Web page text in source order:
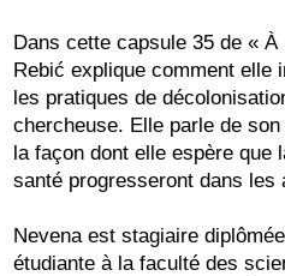
Dans cette capsule 35 de «
Rebić explique comment elle
les pratiques de
chercheuse. Elle parle de
la façon dont elle espère que
santé progresseront dans les
Nevena est stagiaire
étudiante à la faculté des